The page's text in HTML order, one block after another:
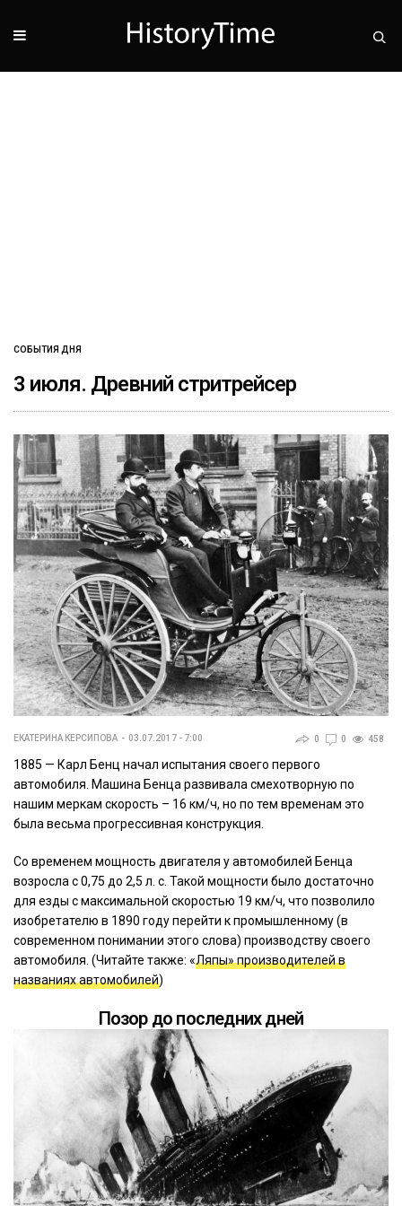
СОБЫТИЯ ДНЯ
3 июля. Древний стритрейсер
ЕКАТЕРИНА КЕРСИПОВА 03.07.2017 - 7:00 0 0 458
1885 — Карл Бенц начал испытания своего первого
автомобиля. Машина Бенца развивала смехотворную по
нашим меркам скорость – 16 км/ч, но по тем временам это
была весьма прогрессивная конструкция.
Со временем мощность двигателя у автомобилей Бенца
возросла с 0,75 до 2,5 л. с. Такой мощности было достаточно
для езды с максимальной скоростью 19 км/ч, что позволило
изобретателю в 1890 году перейти к промышленному (в
современном понимании этого слова) производству своего
автомобиля. (Читайте также: «Ляпы» производителей в
названиях автомобилей)
Позор до последних дней